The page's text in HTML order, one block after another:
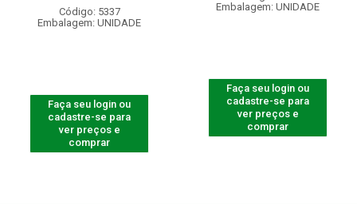
Código: 5337
Embalagem: UNIDADE
Faça seu login ou
cadastre-se para
ver preços e
comprar
Embalagem: UNIDADE
Faça seu login ou
cadastre-se para
ver preços e
comprar